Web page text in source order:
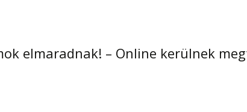
elmaradnak! – Online kerülnek